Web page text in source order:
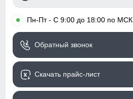
• Пн-Пт - С 9:00 до 18:00 по МСК
Обратный звонок
Скачать прайс-лист